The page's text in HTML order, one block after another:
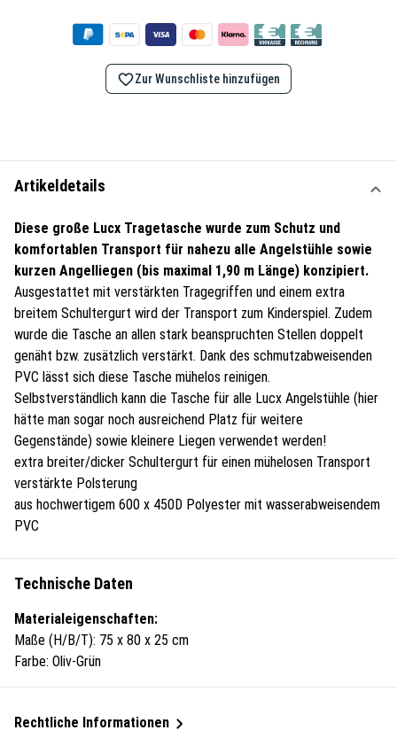
Zur Wunschliste hinzufügen
Artikeldetails
Diese große Lucx Tragetasche wurde zum Schutz und
komfortablen Transport für nahezu alle Angelstühle sowie
kurzen Angelliegen (bis maximal 1,90 m Länge) konzipiert.
Ausgestattet mit verstärkten Tragegriffen und einem extra
breitem Schultergurt wird der Transport zum Kinderspiel. Zudem
wurde die Tasche an allen stark beanspruchten Stellen doppelt
genäht bzw. zusätzlich verstärkt. Dank des schmutzabweisenden
PVC lässt sich diese Tasche mühelos reinigen.
Selbstverständlich kann die Tasche für alle Lucx Angelstühle (hier
hätte man sogar noch ausreichend Platz für weitere
Gegenstände) sowie kleinere Liegen verwendet werden!
extra breiter/dicker Schultergurt für einen mühelosen Transport
verstärkte Polsterung
aus hochwertigem 600 x 450D Polyester mit wasserabweisendem
PVC
Technische Daten
Materialeigenschaften:
Maße (H/B/T): 75 x 80 x 25 cm
Farbe: Oliv-Grün
Rechtliche Informationen